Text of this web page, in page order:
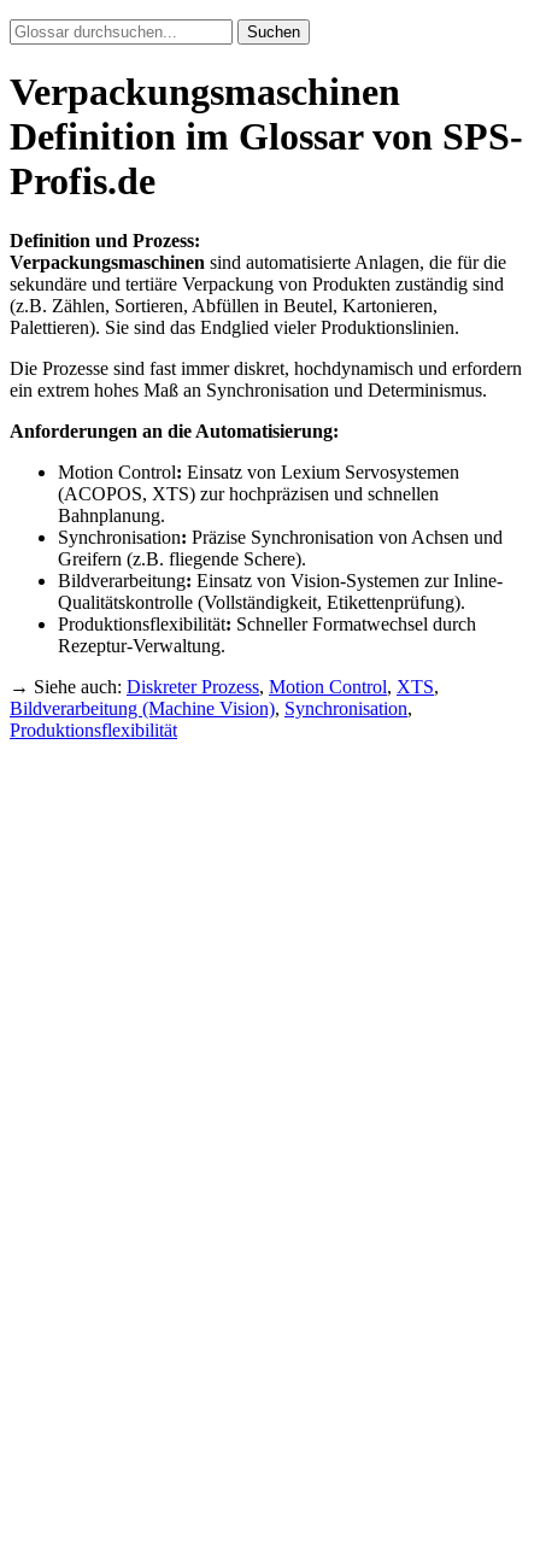
Suchen
Verpackungsmaschinen
Definition im Glossar von SPS-
Profis.de
Definition und Prozess:
Verpackungsmaschinen sind automatisierte Anlagen, die für die
sekundäre und tertiäre Verpackung von Produkten zuständig sind
(z.B. Zählen, Sortieren, Abfüllen in Beutel, Kartonieren,
Palettieren). Sie sind das Endglied vieler Produktionslinien.
Die Prozesse sind fast immer diskret, hochdynamisch und erfordern
ein extrem hohes Maß an Synchronisation und Determinismus.
Anforderungen an die Automatisierung:
Motion Control: Einsatz von Lexium Servosystemen
(ACOPOS, XTS) zur hochpräzisen und schnellen
Bahnplanung.
Synchronisation: Präzise Synchronisation von Achsen und
Greifern (z.B. fliegende Schere).
Bildverarbeitung: Einsatz von Vision-Systemen zur Inline-
Qualitätskontrolle (Vollständigkeit, Etikettenprüfung).
Produktionsflexibilität: Schneller Formatwechsel durch
Rezeptur-Verwaltung.
→ Siehe auch: Diskreter Prozess, Motion Control, XTS,
Bildverarbeitung (Machine Vision), Synchronisation,
Produktionsflexibilität